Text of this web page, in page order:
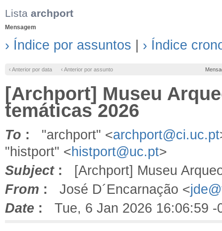
Lista archport
Mensagem
› Índice por assuntos › Índice
‹ Anterior por data ‹ Anterior por assunto
[Archport] Museu
temáticas 2026
To : "archport" <archport@ci.uc.pt
"histport" <histport@uc.pt>
Subject: [Archport] Museu
From : José D´Encarnação <
Date : Tue, 6 Jan 2026 16:06:59 -